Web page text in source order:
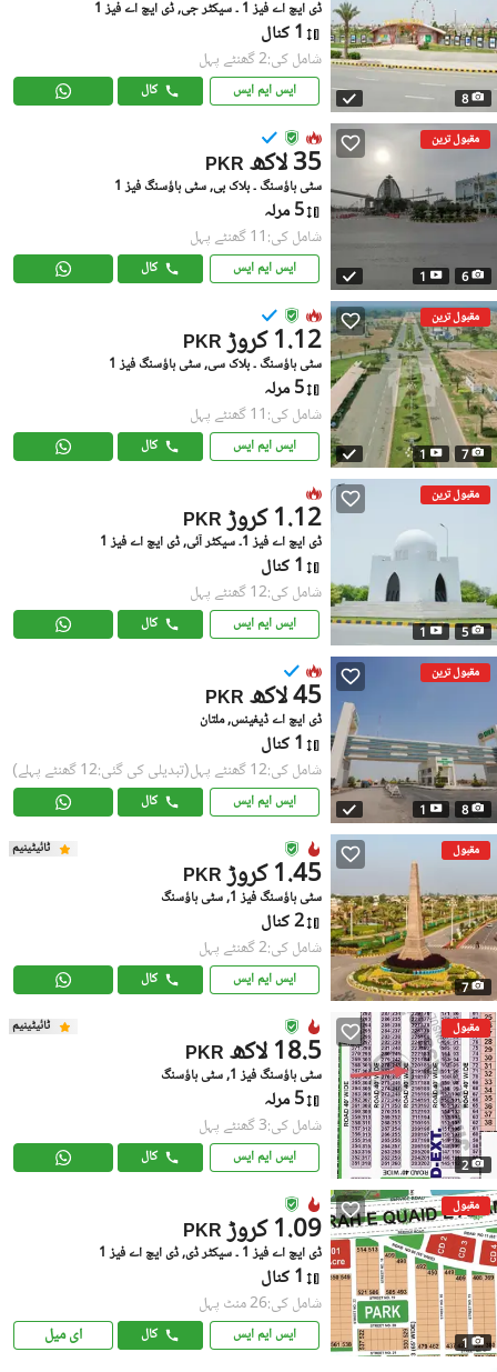
8
ڈی ایچ اے فیز 1 ۔ سیکٹر جی, ڈی ایچ اے فیز 1
1 کنال
شامل کی:2 گھنٹے پہل
ایس ایم ایس کال
مقبول ترین
6
1
PKR 35 لاکھ
سٹی ہاؤسنگ ۔ بلاک بی, سٹی ہاؤسنگ فیز 1
5 مرلہ
شامل کی:11 گھنٹے پہل
ایس ایم ایس کال
مقبول ترین
7
1
PKR 1.12 کروڑ
سٹی ہاؤسنگ ۔ بلاک سی, سٹی ہاؤسنگ فیز 1
5 مرلہ
شامل کی:11 گھنٹے پہل
ایس ایم ایس کال
مقبول ترین
5
1
PKR 1.12 کروڑ
ڈی ایچ اے فیز 1۔ سیکٹر آئی, ڈی ایچ اے فیز 1
1 کنال
شامل کی:12 گھنٹے پہل
ایس ایم ایس کال
مقبول ترین
8
1
PKR 45 لاکھ
ڈی ایچ اے ڈیفینس, ملتان
1 کنال
شامل کی:12 گھنٹے پہل (تبدیلی کی گئی:12 گھنٹے پہلے)
ایس ایم ایس کال
مقبول
7
ٹائیٹینیم
PKR 1.45 کروڑ
سٹی ہاؤسنگ فیز 1, سٹی ہاؤسنگ
2 کنال
شامل کی:2 گھنٹے پہل
ایس ایم ایس کال
مقبول
2
ٹائیٹینیم
PKR 18.5 لاکھ
سٹی ہاؤسنگ فیز 1, سٹی ہاؤسنگ
5 مرلہ
شامل کی:3 گھنٹے پہل
ایس ایم ایس کال
مقبول
1
PKR 1.09 کروڑ
ڈی ایچ اے فیز 1 ۔ سیکٹر ڈی, ڈی ایچ اے فیز 1
1 کنال
شامل کی:26 منٹ پہل
ایس ایم ایس کال ای میل